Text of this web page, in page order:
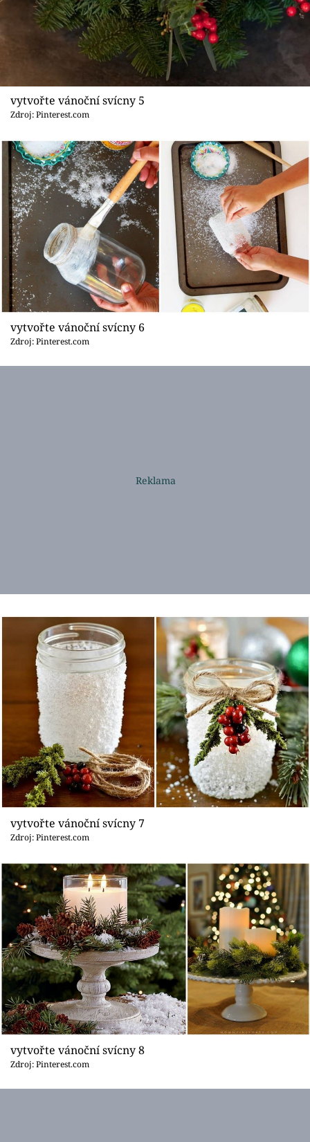
vytvořte vánoční svícny 5
Zdroj: Pinterest.com
vytvořte vánoční svícny 6
Zdroj: Pinterest.com
vytvořte vánoční svícny 7
Zdroj: Pinterest.com
vytvořte vánoční svícny 8
Zdroj: Pinterest.com